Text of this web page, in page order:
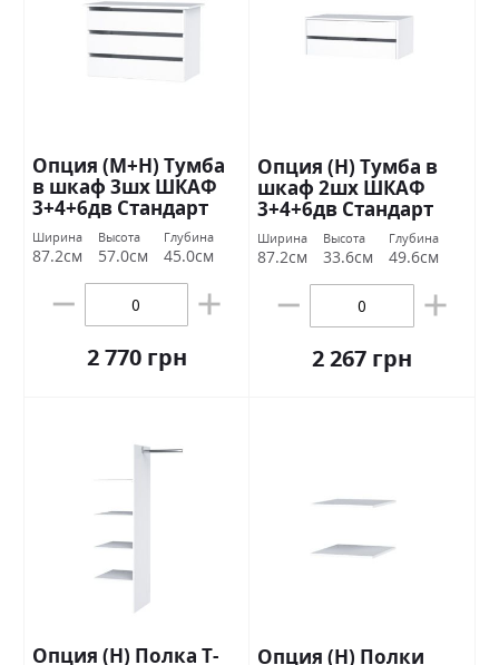
Опция (М+Н) Тумба
в шкаф 3шх ШКАФ
3+4+6дв Стандарт
Ширина
87.2см
Высота
57.0см
Глубина
45.0см
2 770 грн
Опция (Н) Тумба в
шкаф 2шх ШКАФ
3+4+6дв Стандарт
Ширина
87.2см
Высота
33.6см
Глубина
49.6см
2 267 грн
Опция (Н) Полка Т-
Опция (Н) Полки